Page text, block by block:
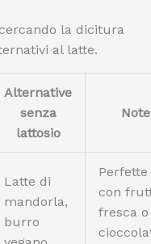
la dicitura
al latte.
Alternative
senza
lattosio
Note
Latte di
mandorla,
burro
Perfette
con
fresca o